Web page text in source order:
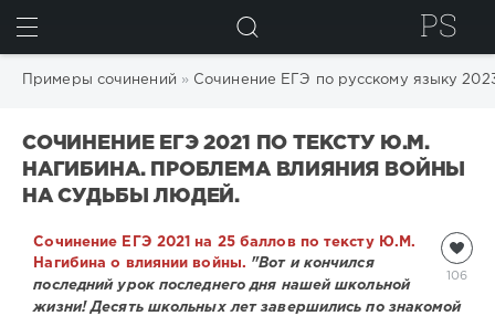
ИСКАТЬ
Примеры сочинений » Сочинение ЕГЭ по русскому языку
СОЧИНЕНИЕ ЕГЭ 2021 ПО ТЕКСТУ Ю.М.
НАГИБИНА. ПРОБЛЕМА ВЛИЯНИЯ ВОЙНЫ
НА СУДЬБЫ ЛЮДЕЙ.
106
Сочинение ЕГЭ 2021 на 25 баллов по тексту Ю.М.
Нагибина о влиянии войны. "Вот и кончился
последний урок последнего дня нашей школьной
жизни! Десять школьных лет завершились по знакомой